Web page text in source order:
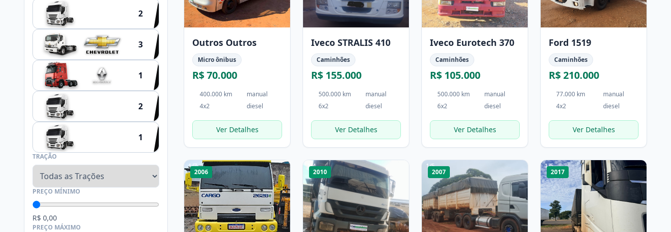
2
3
1
2
1
TRAÇÃO
PREÇO MÍNIMO
R$ 0,00
PREÇO MÁXIMO
Outros Outros
Micro ônibus
R$ 70.000
400.000 km
manual
4x2
diesel
Ver Detalhes
Iveco STRALIS 410
Caminhões
R$ 155.000
500.000 km
manual
6x2
diesel
Ver Detalhes
Iveco Eurotech 370
Caminhões
R$ 105.000
500.000 km
manual
6x2
diesel
Ver Detalhes
Ford 1519
Caminhões
R$ 210.000
77.000 km
manual
4x2
diesel
Ver Detalhes
1/7
2006
1/4
2010
1/5
2007
1/5
2017